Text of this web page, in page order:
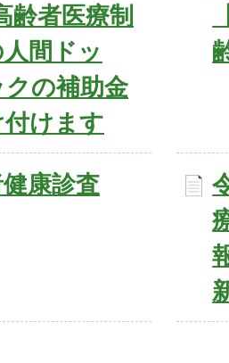
齢者医療制
間ドッ
の補助金
けます
康診査